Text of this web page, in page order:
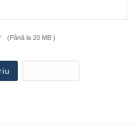
(Până la 20 MB )